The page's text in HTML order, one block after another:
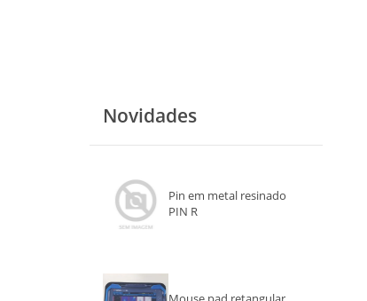
Novidades
Pin em metal resinado
PIN R